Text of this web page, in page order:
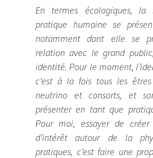
En termes écologiques, la
pratique humaine se
notamment dont elle se
relation avec le grand
identité. Pour le moment,
c’est à la fois tous les
neutrino et consorts, et
présenter en tant que
Pour moi, essayer de
d’intérêt autour de la
pratiques, c’est faire une